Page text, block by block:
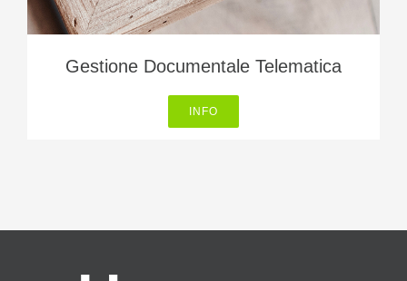
Gestione Documentale Telematica
INFO